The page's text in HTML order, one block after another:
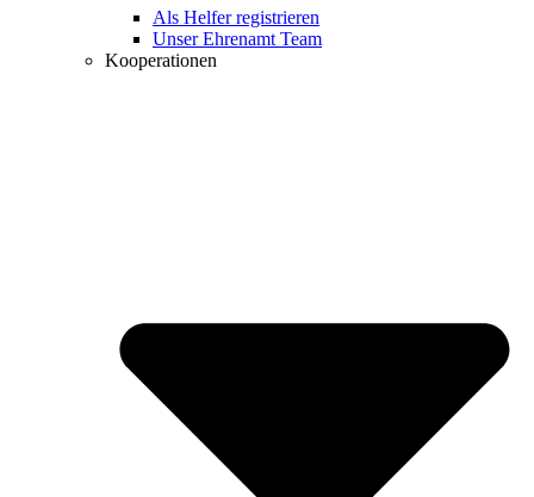
Als Helfer registrieren
Unser Ehrenamt Team
Kooperationen